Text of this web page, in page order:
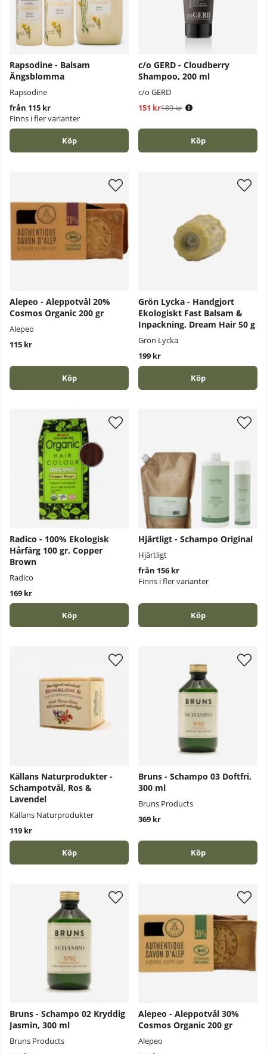
Rapsodine - Balsam
Ängsblomma
Rapsodine
från 115 kr
Finns i fler varianter
Köp
c/o GERD - Cloudberry
Shampoo, 200 ml
c/o GERD
151 kr
Ordinarie pris:
189 kr
Köp
Alepeo - Aleppotvål 20%
Cosmos Organic 200 gr
Alepeo
115 kr
Köp
Grön Lycka - Handgjort
Ekologiskt Fast Balsam &
Inpackning, Dream Hair 50 g
Grön Lycka
199 kr
Köp
Radico - 100% Ekologisk
Hårfärg 100 gr, Copper
Brown
Radico
169 kr
Köp
Hjärtligt - Schampo Original
Hjärtligt
från 156 kr
Finns i fler varianter
Köp
Källans Naturprodukter -
Schampotvål, Ros &
Lavendel
Källans Naturprodukter
119 kr
Köp
Bruns - Schampo 03 Doftfri,
300 ml
Bruns Products
369 kr
Köp
Bruns - Schampo 02 Kryddig
Jasmin, 300 ml
Bruns Products
Alepeo - Aleppotvål 30%
Cosmos Organic 200 gr
Alepeo